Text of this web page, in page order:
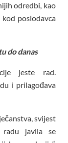
odredbi, kao
poslodavca
do danas
jeste rad.
i prilagođava
svijest
radu javila se